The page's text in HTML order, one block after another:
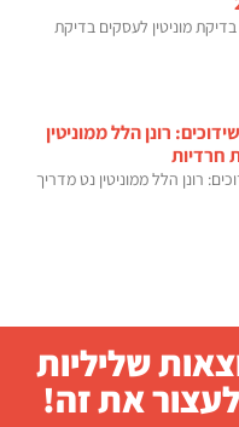
מוניטין לעסקים בדיקת
רונן הלל ממוניטין
חרדיות
רונן הלל ממוניטין נט מדריך
שליליות
את זה!